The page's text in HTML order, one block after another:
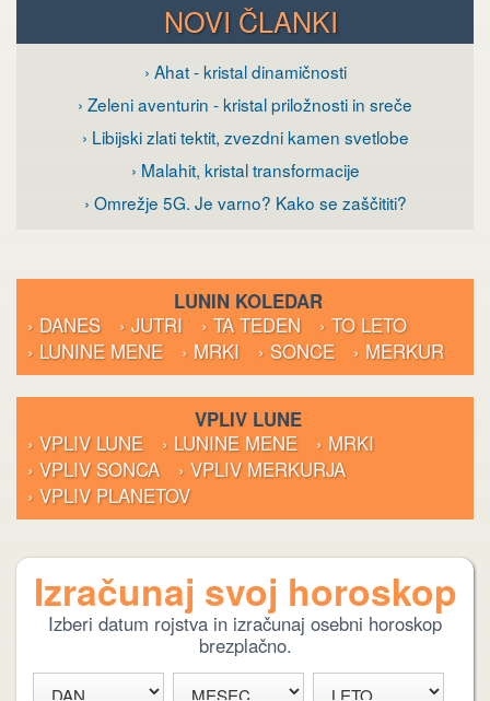
NOVI ČLANKI
› Ahat - kristal dinamičnosti
› Zeleni aventurin - kristal priložnosti in sreče
› Libijski zlati tektit, zvezdni kamen svetlobe
› Malahit, kristal transformacije
› Omrežje 5G. Je varno? Kako se zaščititi?
LUNIN KOLEDAR
› DANES
› JUTRI › TA TEDEN
› TO LETO
› LUNINE MENE
› MRKI › SONCE › MERKUR
VPLIV LUNE
› VPLIV LUNE
› LUNINE MENE
› MRKI
› VPLIV SONCA
› VPLIV MERKURJA
› VPLIV PLANETOV
Izračunaj svoj horoskop
Izberi datum rojstva in izračunaj osebni horoskop
brezplačno.